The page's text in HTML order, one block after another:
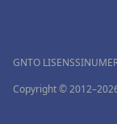
GNTO
Copyright ©